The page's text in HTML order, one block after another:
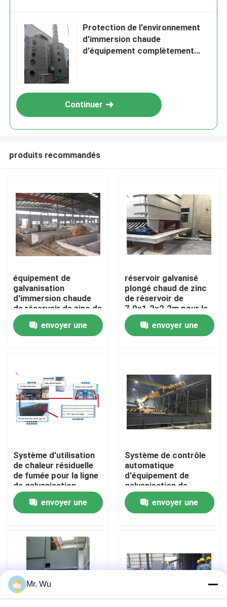
Accueil
À propos de nous
Visite de l'usine
Nous contacter
Nouvelles
Cas
Demander un devis
frein de presse hydraulique de commande numérique
Protection de l'environnement
d'immersion chaude
d'équipement complètement
Continuer
produits recommandés
équipement de
galvanisation
d'immersion chaude
de réservoir de zinc de
7.0x1.2x2.2m avec le
système de protection
de l'environnement
envoyer une
réservoir galvanisé
plongé chaud de zinc
de réservoir de
7.0x1.2x2.2m pour la
ligne continue de
galvanisationenvoyer une
Système d'utilisation
de chaleur résiduelle
de fumée pour la ligne
de galvanisation
d'immersion chaude
envoyer une
Système de contrôle
automatique
d'équipement de
galvanisation de
protection de
l'environnement pour
le lavage acide
envoyer une
Mr. Wu